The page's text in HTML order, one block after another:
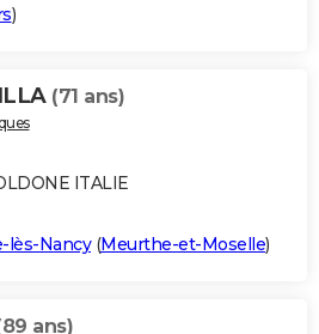
)
(71 ans)
ITALIE
lès-Nancy(Meurthe-et-Moselle)
ans)